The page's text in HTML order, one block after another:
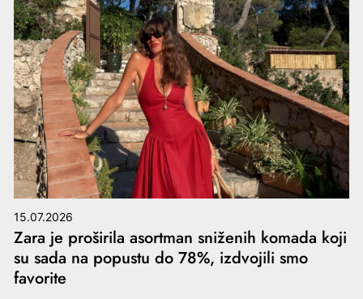
15.07.2026
Zara je proširila asortman sniženih komada koji
su sada na popustu do 78%, izdvojili smo
favorite